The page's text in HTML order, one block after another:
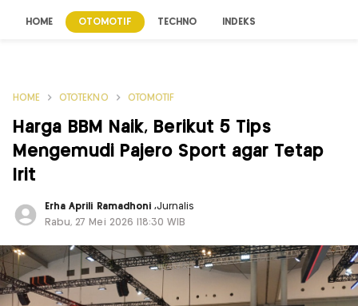
HOME OTOMOTIF TECHNO INDEKS
HOME OTOTEKNO OTOMOTIF
Harga BBM Naik, Berikut 5 Tips
Mengemudi Pajero Sport agar Tetap
Irit
Erha Aprili Ramadhoni,Jurnalis
Rabu, 27 Mei 2026 |18:30 WIB